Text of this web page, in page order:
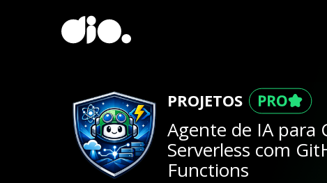
PROJETOS
Agente de IA para
Serverless com
Functions